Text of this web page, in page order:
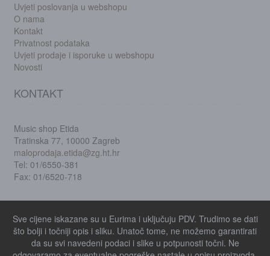
Uvjeti poslovanja u webshopu
O nama
Kontakt
Privatnost podataka
Uvjeti prodaje i isporuke u webshopu
Novosti
KONTAKT
Music shop Etida
Tratinska 77, 10000 Zagreb
maloprodaja.etida@zg.ht.hr
Tel: 01/6550-381
Fax: 01/6520-718
Sve cijene iskazane su u Eurima i uključuju PDV. Trudimo se dati
što bolji i točniji opis i sliku. Unatoč tome, ne možemo garantirati
da su svi navedeni podaci i slike u potpunosti točni. Ne